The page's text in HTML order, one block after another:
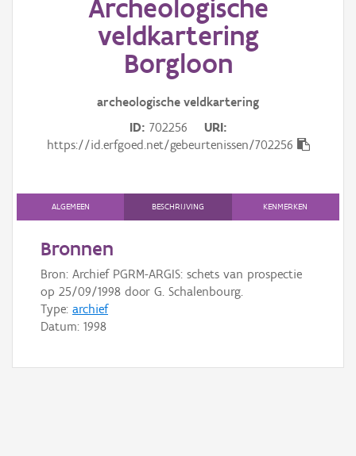
Aanduidingsobject
Persoon of collectief
Hergebruik
Aanmelden
Archeologische
veldkartering
Borgloon
archeologische veldkartering
ID 702256
URI
https://id.erfgoed.net/gebeurtenissen/702256
ALGEMEEN BESCHRIJVING KENMERKEN
Bronnen
Bron: Archief PGRM-ARGIS: schets van prospectie
op 25/09/1998 door G. Schalenbourg.
Type: archief
Datum: 1998